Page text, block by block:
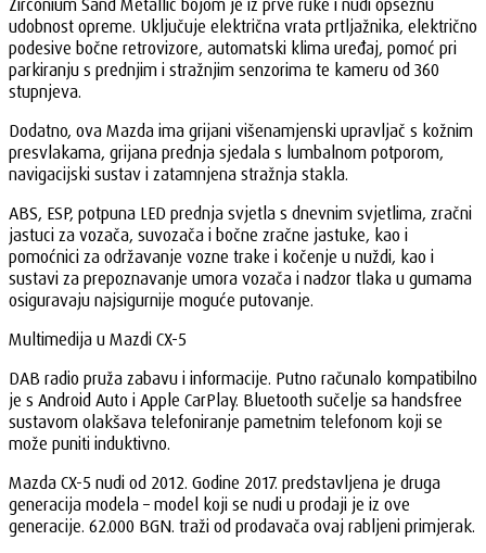
Zirconium Sand Metallic bojom je iz prve ruke i nudi opsežnu
udobnost opreme. Uključuje električna vrata prtljažnika, električno
podesive bočne retrovizore, automatski klima uređaj, pomoć pri
parkiranju s prednjim i stražnjim senzorima te kameru od 360
stupnjeva.
Dodatno, ova Mazda ima grijani višenamjenski upravljač s kožnim
presvlakama, grijana prednja sjedala s lumbalnom potporom,
navigacijski sustav i zatamnjena stražnja stakla.
ABS, ESP, potpuna LED prednja svjetla s dnevnim svjetlima, zračni
jastuci za vozača, suvozača i bočne zračne jastuke, kao i
pomoćnici za održavanje vozne trake i kočenje u nuždi, kao i
sustavi za prepoznavanje umora vozača i nadzor tlaka u gumama
osiguravaju najsigurnije moguće putovanje.
Multimedija u Mazdi CX-5
DAB radio pruža zabavu i informacije. Putno računalo kompatibilno
je s Android Auto i Apple CarPlay. Bluetooth sučelje sa handsfree
sustavom olakšava telefoniranje pametnim telefonom koji se
može puniti induktivno.
Mazda CX-5 nudi od 2012. Godine 2017. predstavljena je druga
generacija modela – model koji se nudi u prodaji je iz ove
generacije. 62.000 BGN. traži od prodavača ovaj rabljeni primjerak.